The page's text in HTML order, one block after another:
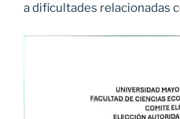
a dificultades relacionadas